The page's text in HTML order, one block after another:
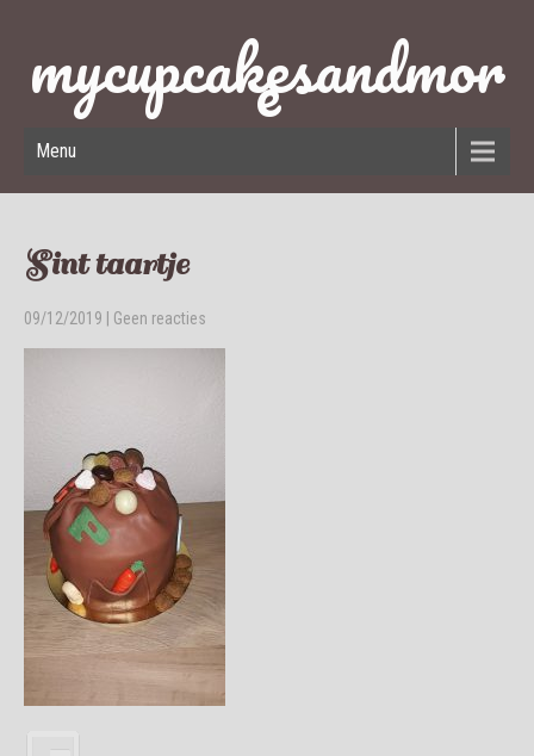
mycupcakesandmor
e
Menu
Sint taartje
09/12/2019 Geen reacties